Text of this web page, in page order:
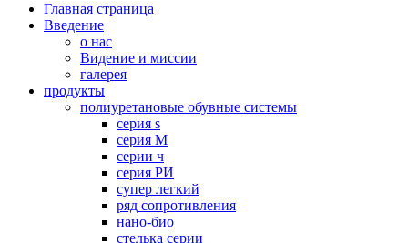
Главная страница
Введение
о нас
Видение и миссии
галерея
продукты
полиуретановые обувные системы
серия s
серия M
серии ч
серия РИ
супер легкий
ряд сопротивления
нано-био
стелька серии